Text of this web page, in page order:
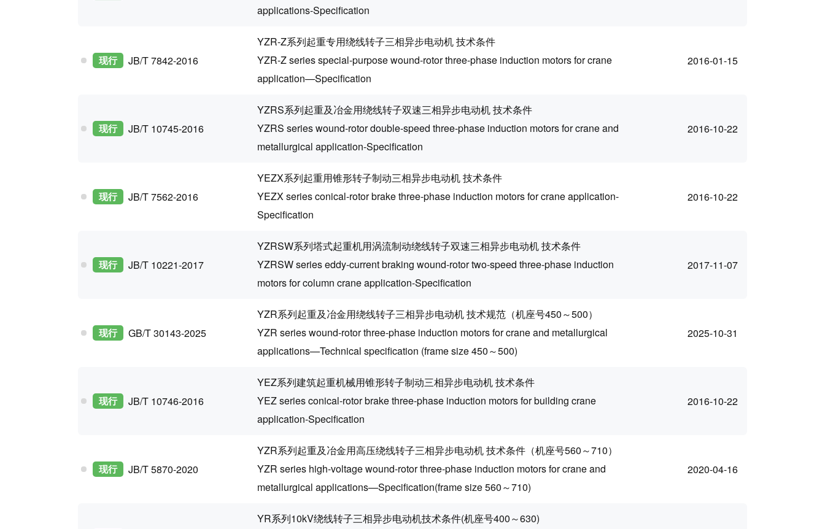
applications-Specification
现行 JB/T 7842-2016
YZR-Z系列起重专用绕线转子三相异步电动机 技术条件
YZR-Z series special-purpose wound-rotor three-phase induction motors for crane
application—Specification
2016-01-15
现行 JB/T 10745-2016
YZRS系列起重及冶金用绕线转子双速三相异步电动机 技术条件
YZRS series wound-rotor double-speed three-phase induction motors for crane and
metallurgical application-Specification
2016-10-22
现行 JB/T 7562-2016
YEZX系列起重用锥形转子制动三相异步电动机 技术条件
YEZX series conical-rotor brake three-phase induction motors for crane application-
Specification
2016-10-22
现行 JB/T 10221-2017
YZRSW系列塔式起重机用涡流制动绕线转子双速三相异步电动机 技术条件
YZRSW series eddy-current braking wound-rotor two-speed three-phase induction
motors for column crane application-Specification
2017-11-07
现行 GB/T 30143-2025
YZR系列起重及冶金用绕线转子三相异步电动机 技术规范（机座号450～500）
YZR series wound-rotor three-phase induction motors for crane and metallurgical
applications—Technical specification (frame size 450～500)
2025-10-31
现行 JB/T 10746-2016
YEZ系列建筑起重机械用锥形转子制动三相异步电动机 技术条件
YEZ series conical-rotor brake three-phase induction motors for building crane
application-Specification
2016-10-22
现行 JB/T 5870-2020
YZR系列起重及冶金用高压绕线转子三相异步电动机 技术条件（机座号560～710）
YZR series high-voltage wound-rotor three-phase induction motors for crane and
metallurgical applications—Specification(frame size 560～710)
2020-04-16
YR系列10kV绕线转子三相异步电动机技术条件(机座号400～630)